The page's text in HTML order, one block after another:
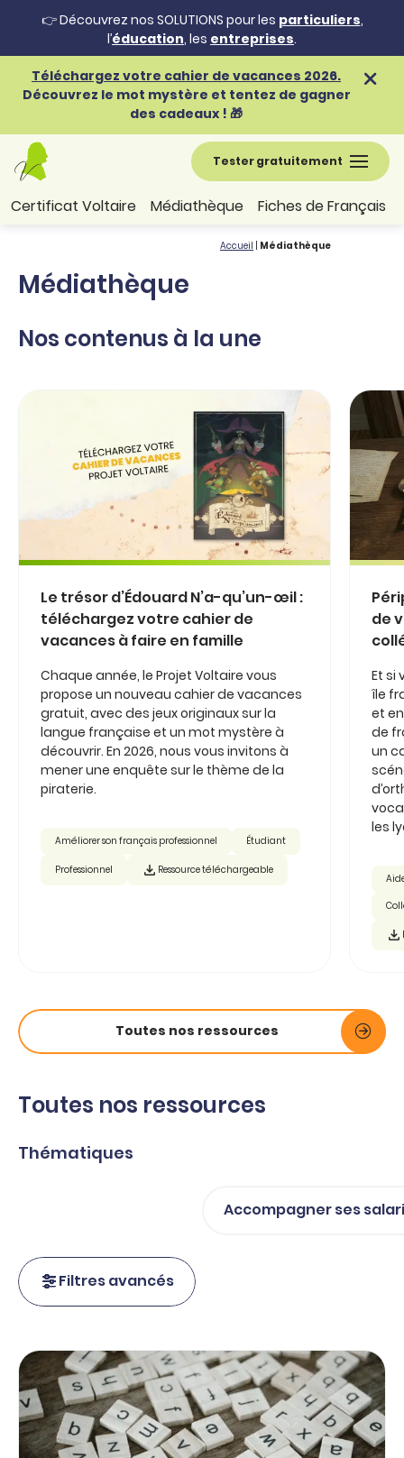
👉 Découvrez nos SOLUTIONS pour les particuliers,
l’éducation, les entreprises.
Téléchargez votre cahier de vacances 2026.
Découvrez le mot mystère et tentez de gagner
des cadeaux ! 🎁
Tester gratuitement
Certificat Voltaire Médiathèque Fiches de Français
Accueil Médiathèque
Médiathèque
Nos contenus à la une
Le trésor d’Édouard N’a-qu’un-œil :
téléchargez votre cahier de
vacances à faire en famille
Chaque année, le Projet Voltaire vous
propose un nouveau cahier de vacances
gratuit, avec des jeux originaux sur la
langue française et un mot mystère à
découvrir. En 2026, nous vous invitons à
mener une enquête sur le thème de la
piraterie.
Améliorer son français professionnel Étudiant
Professionnel Ressource téléchargeable
de
Et si
île
et
de
un
les
Toutes nos ressources
Toutes nos ressources
Thématiques
Accompagner ses
Filtres avancés